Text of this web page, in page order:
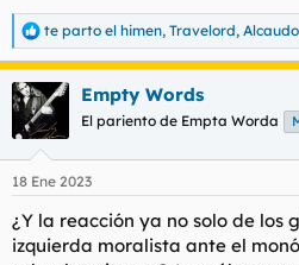
R
e
a
c
c
i
e
te parto el himen, Travelord,
Empty Words
El pariento de Empta Worda
18 Ene 2023
¿Y la reacción ya no solo de los
izquierda moralista ante el